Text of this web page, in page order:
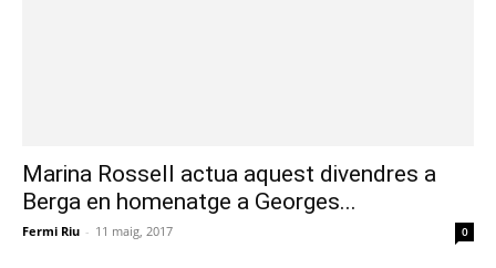
Marina Rossell actua aquest divendres a
Berga en homenatge a Georges...
Fermi Riu - 11 maig, 2017 0